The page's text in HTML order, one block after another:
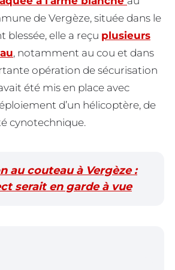
de Vergèze, située dans le
blessée, elle a reçu plusieurs
, notamment au cou et dans
opération de sécurisation
été mis en place avec
d’un hélicoptère, de
cynotechnique.
au couteau à Vergèze :
serait en garde à vue